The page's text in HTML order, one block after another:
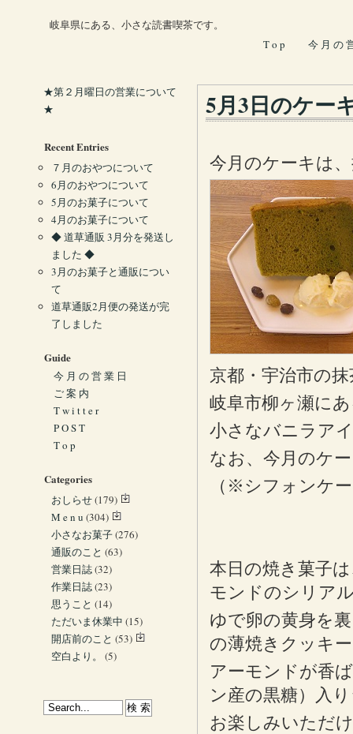
岐阜県にある、小さな読書喫茶です。
T o p
今 月 の
5月3日のケー
今月のケーキは
京都・宇治市の
岐阜市柳ヶ瀬に
小さなバニラア
なお、今月のケ
（※シフォンケ
本日の焼き菓子
モンドのシリア
ゆで卵の黄身を
の薄焼きクッキ
アーモンドが香
ン産の黒糖）入
お楽しみいただ
★第２月曜日の営業について
★
Recent Entries
７月のおやつについて
6月のおやつについて
5月のお菓子について
4月のお菓子について
◆ 道草通販 3月分を発送し
ました ◆
3月のお菓子と通販につい
て
道草通販2月便の発送が完
了しました
Guide
今 月 の 営 業 日
ご 案 内
T w i t t e r
P O S T
T o p
Categories
おしらせ(179)
M e n u (304)
小さなお菓子(276)
通販のこと (63)
営業日誌(32)
作業日誌(23)
思うこと (14)
ただいま休業中 (15)
開店前のこと (53)
空白より。
(5)